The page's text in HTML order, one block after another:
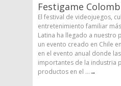
Festigame
El festival de videojuegos,
entretenimiento familiar
Latina ha llegado a nuestro
un evento creado en Chile
en el evento anual donde
importantes de la industria
productos en el ...→